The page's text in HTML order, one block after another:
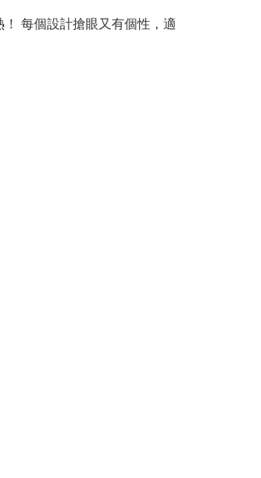
每個設計搶眼又有個性，適